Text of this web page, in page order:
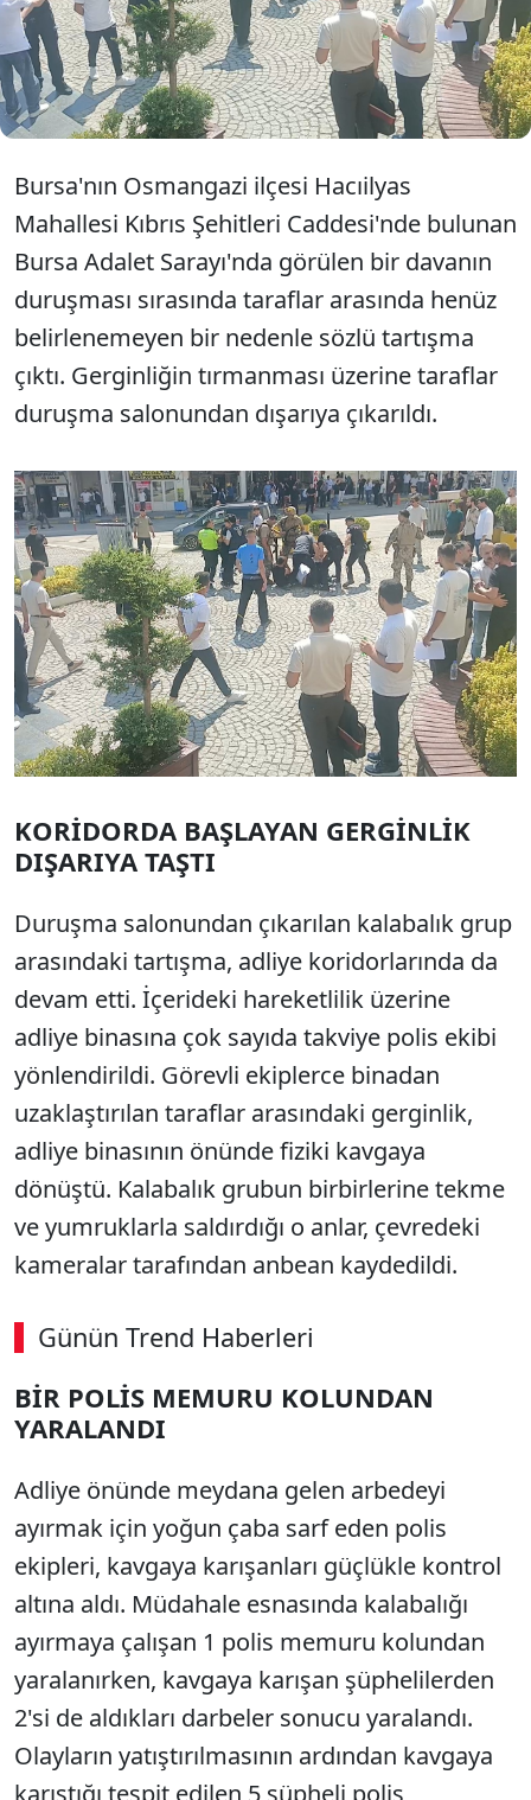
Arbedede 1 polis memuru ile 2 şüpheli
yaralanırken, olayla ilgili 5 kişi gözaltına alındı.
Bursa'nın Osmangazi ilçesi Hacıilyas
Mahallesi Kıbrıs Şehitleri Caddesi'nde bulunan
Bursa Adalet Sarayı'nda görülen bir davanın
duruşması sırasında taraflar arasında henüz
belirlenemeyen bir nedenle sözlü tartışma
çıktı. Gerginliğin tırmanması üzerine taraflar
duruşma salonundan dışarıya çıkarıldı.
KORİDORDA BAŞLAYAN GERGİNLİK
DIŞARIYA TAŞTI
Duruşma salonundan çıkarılan kalabalık grup
arasındaki tartışma, adliye koridorlarında da
devam etti. İçerideki hareketlilik üzerine
adliye binasına çok sayıda takviye polis ekibi
yönlendirildi. Görevli ekiplerce binadan
uzaklaştırılan taraflar arasındaki gerginlik,
adliye binasının önünde fiziki kavgaya
dönüştü. Kalabalık grubun birbirlerine tekme
ve yumruklarla saldırdığı o anlar, çevredeki
kameralar tarafından anbean kaydedildi.
Günün Trend Haberleri
00:02 / 09:08
BİR POLİS MEMURU KOLUNDAN
YARALANDI
Adliye önünde meydana gelen arbedeyi
ayırmak için yoğun çaba sarf eden polis
ekipleri, kavgaya karışanları güçlükle kontrol
altına aldı. Müdahale esnasında kalabalığı
ayırmaya çalışan 1 polis memuru kolundan
yaralanırken, kavgaya karışan şüphelilerden
2'si de aldıkları darbeler sonucu yaralandı.
Olayların yatıştırılmasının ardından kavgaya
karıştığı tespit edilen 5 şüpheli polis